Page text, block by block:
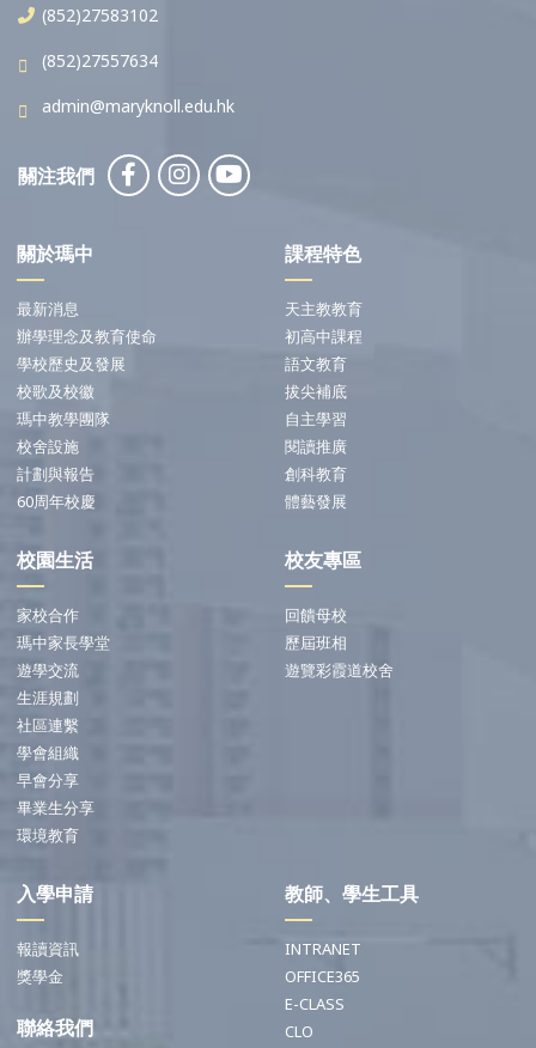
(852)27583102
(852)27557634
admin@maryknoll.edu.hk
關注我們
關於瑪中
最新消息
辦學理念及教育使命
學校歷史及發展
校歌及校徽
瑪中教學團隊
校舍設施
計劃與報告
60周年校慶
課程特色
天主教教育
初高中課程
語文教育
拔尖補底
自主學習
閱讀推廣
創科教育
體藝發展
校園生活
家校合作
瑪中家長學堂
遊學交流
生涯規劃
社區連繫
學會組織
早會分享
畢業生分享
環境教育
校友專區
回饋母校
歷屆班相
遊覽彩霞道校舍
入學申請
報讀資訊
獎學金
聯絡我們
教師、學生工具
INTRANET
OFFICE365
E-CLASS
CLO